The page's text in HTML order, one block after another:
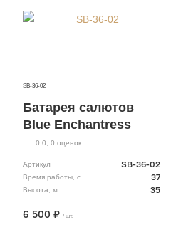
SB-36-02
Батарея салютов
Blue Enchantress
0.0 0 оценок
Артикул SB-36-02
Время работы, с 37
Высота, м. 35
6 500 ₽ / шт.